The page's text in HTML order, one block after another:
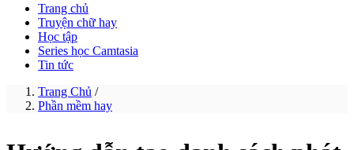
Trang chủ
Truyện chữ hay
Học tập
Series học Camtasia
Tin tức
Trang Chủ /
Phần mềm hay